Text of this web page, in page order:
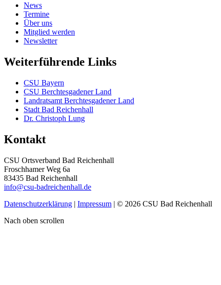
News
Termine
Über uns
Mitglied werden
Newsletter
Weiterführende Links
CSU Bayern
CSU Berchtesgadener Land
Landratsamt Berchtesgadener Land
Stadt Bad Reichenhall
Dr. Christoph Lung
Kontakt
CSU Ortsverband Bad Reichenhall
Froschhamer Weg 6a
83435 Bad Reichenhall
info@csu-badreichenhall.de
Datenschutzerklärung | Impressum | © 2026 CSU Bad Reichenhall
Nach oben scrollen